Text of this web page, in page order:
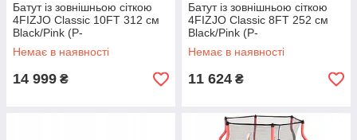
Батут із зовнішньою сіткою
4FIZJO Classic 10FT 312 см
Black/Pink (P-
5907739314567)
Немає в наявності
14 999 ₴
Батут із зовнішньою сіткою
4FIZJO Classic 8FT 252 см
Black/Pink (P-
5907739314536)
Немає в наявності
11 624 ₴